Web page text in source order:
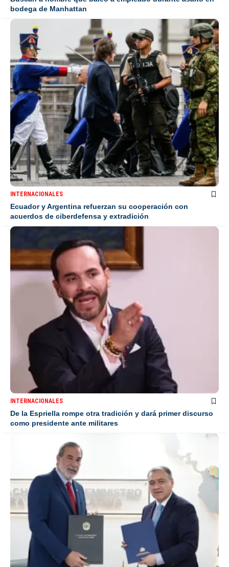
bodega de Manhattan
INTERNACIONALES
Ecuador y Argentina refuerzan su cooperación con
acuerdos de ciberdefensa y extradición
INTERNACIONALES
De la Espriella rompe otra tradición y dará primer discurso
como presidente ante militares